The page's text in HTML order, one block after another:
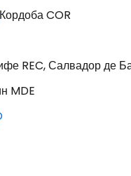
COR
REC, Салвадор де
MDE